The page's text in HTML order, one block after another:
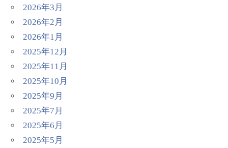
2026年3月
2026年2月
2026年1月
2025年12月
2025年11月
2025年10月
2025年9月
2025年7月
2025年6月
2025年5月